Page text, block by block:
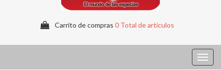
Carrito de compras 0 Total de artículos